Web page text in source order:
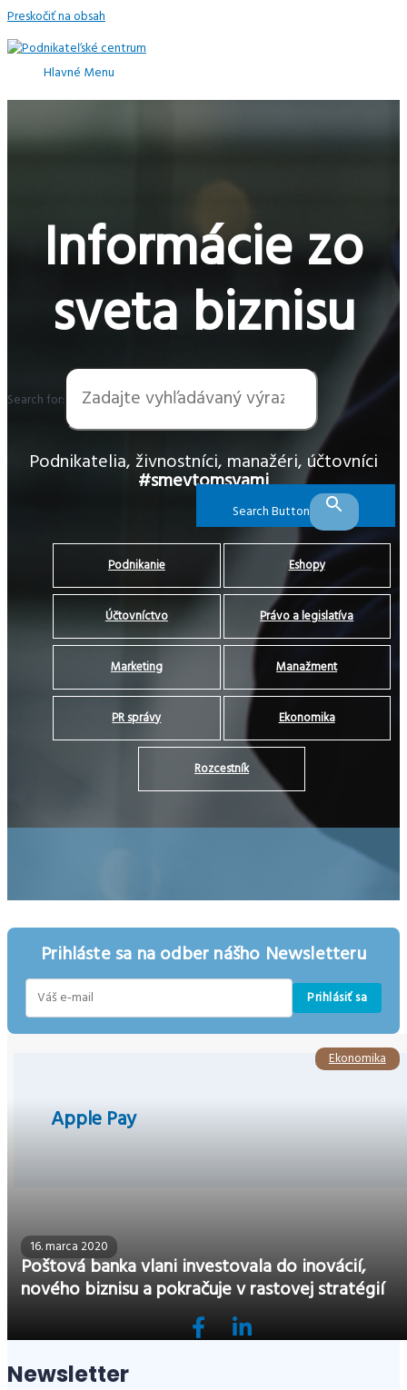
Preskočiť na obsah
Hlavné Menu
Informácie zo
sveta biznisu
Search for:
Search Button
Podnikatelia, živnostníci, manažéri, účtovníci
#smevtomsvami
Podnikanie Eshopy
Účtovníctvo Právo a legislatíva
Marketing Manažment
PR správy Ekonomika
Rozcestník
Prihláste sa na odber nášho Newsletteru
Prihlásiť sa
Apple Pay
16. marca 2020
Poštová banka vlani investovala do inovácií,
nového biznisu a pokračuje v rastovej stratégií
Ekonomika
Newsletter